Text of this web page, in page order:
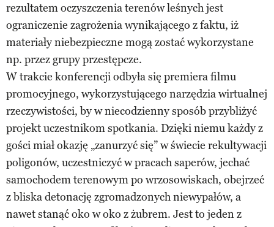
rezultatem oczyszczenia terenów leśnych jest
ograniczenie zagrożenia wynikającego z faktu, iż
materiały niebezpieczne mogą zostać wykorzystane
np. przez grupy przestępcze.
W trakcie konferencji odbyła się premiera filmu
promocyjnego, wykorzystującego narzędzia wirtualnej
rzeczywistości, by w niecodzienny sposób przybliżyć
projekt uczestnikom spotkania. Dzięki niemu każdy z
gości miał okazję „zanurzyć się” w świecie rekultywacji
poligonów, uczestniczyć w pracach saperów, jechać
samochodem terenowym po wrzosowiskach, obejrzeć
z bliska detonację zgromadzonych niewypałów, a
nawet stanąć oko w oko z żubrem. Jest to jeden z